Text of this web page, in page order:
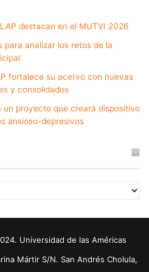
destacan en el MUTVI 2026
para analizar los retos de la
fortalece su acervo con nuevas
y consolidados
un proyecto que creará dispositivo
ansioso-depresivos
Universidad de las Américas
Mártir S/N. San Andrés Cholula,